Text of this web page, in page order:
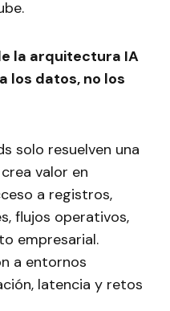
la arquitectura IA
los datos, no los
solo resuelven una
valor en
a registros,
flujos operativos,
empresarial.
a entornos
latencia y retos